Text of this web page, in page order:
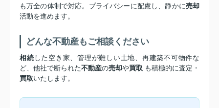
も万全の体制で対応。プライバシーに配慮し、静かに売却
活動を進めます。
どんな不動産もご相談ください
相続 した空き家、管理が難しい土地、再建築不可物件な
ど、他社で断られた不動産の売却や買取 も積極的に査定・
買取いたします。